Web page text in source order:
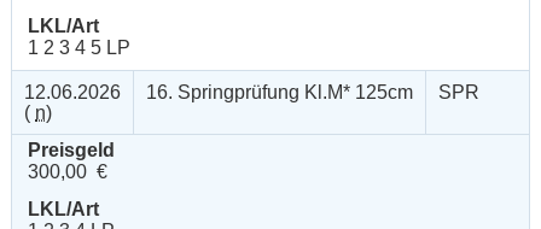
LKL/Art
1 2 3 4 5 LP
12.06.2026
( n)
16. Springprüfung Kl.M* 125cm SPR
Preisgeld
300,00 €
LKL/Art